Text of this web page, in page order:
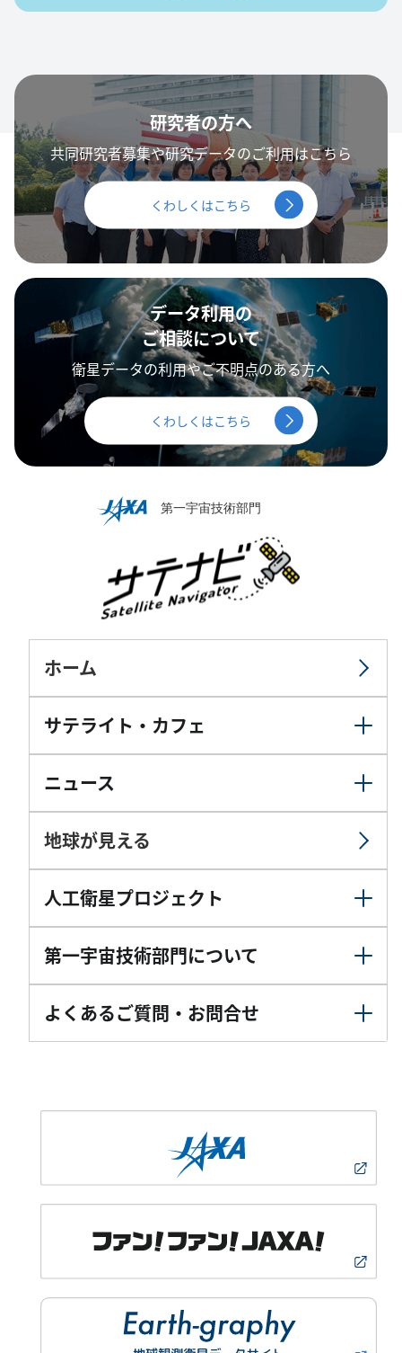
研究者の方へ
共同研究者募集や研究データのご利用はこちら
くわしくはこちら
データ利用の
ご相談について
衛星データの利用やご不明点のある方へ
くわしくはこちら
ホーム
サテライト・カフェ
ニュース
地球が見える
人工衛星プロジェクト
第一宇宙技術部門について
よくあるご質問・お問合せ